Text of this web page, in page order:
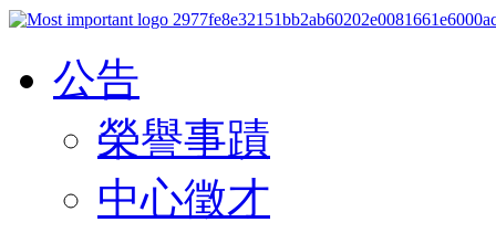
公告
榮譽事蹟
中心徵才